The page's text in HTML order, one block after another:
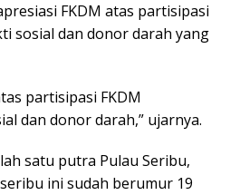
FKDM atas partisipasi
sosial dan donor darah yang
partisipasi FKDM
dan donor darah,” ujarnya.
satu putra Pulau Seribu,
ini sudah berumur 19